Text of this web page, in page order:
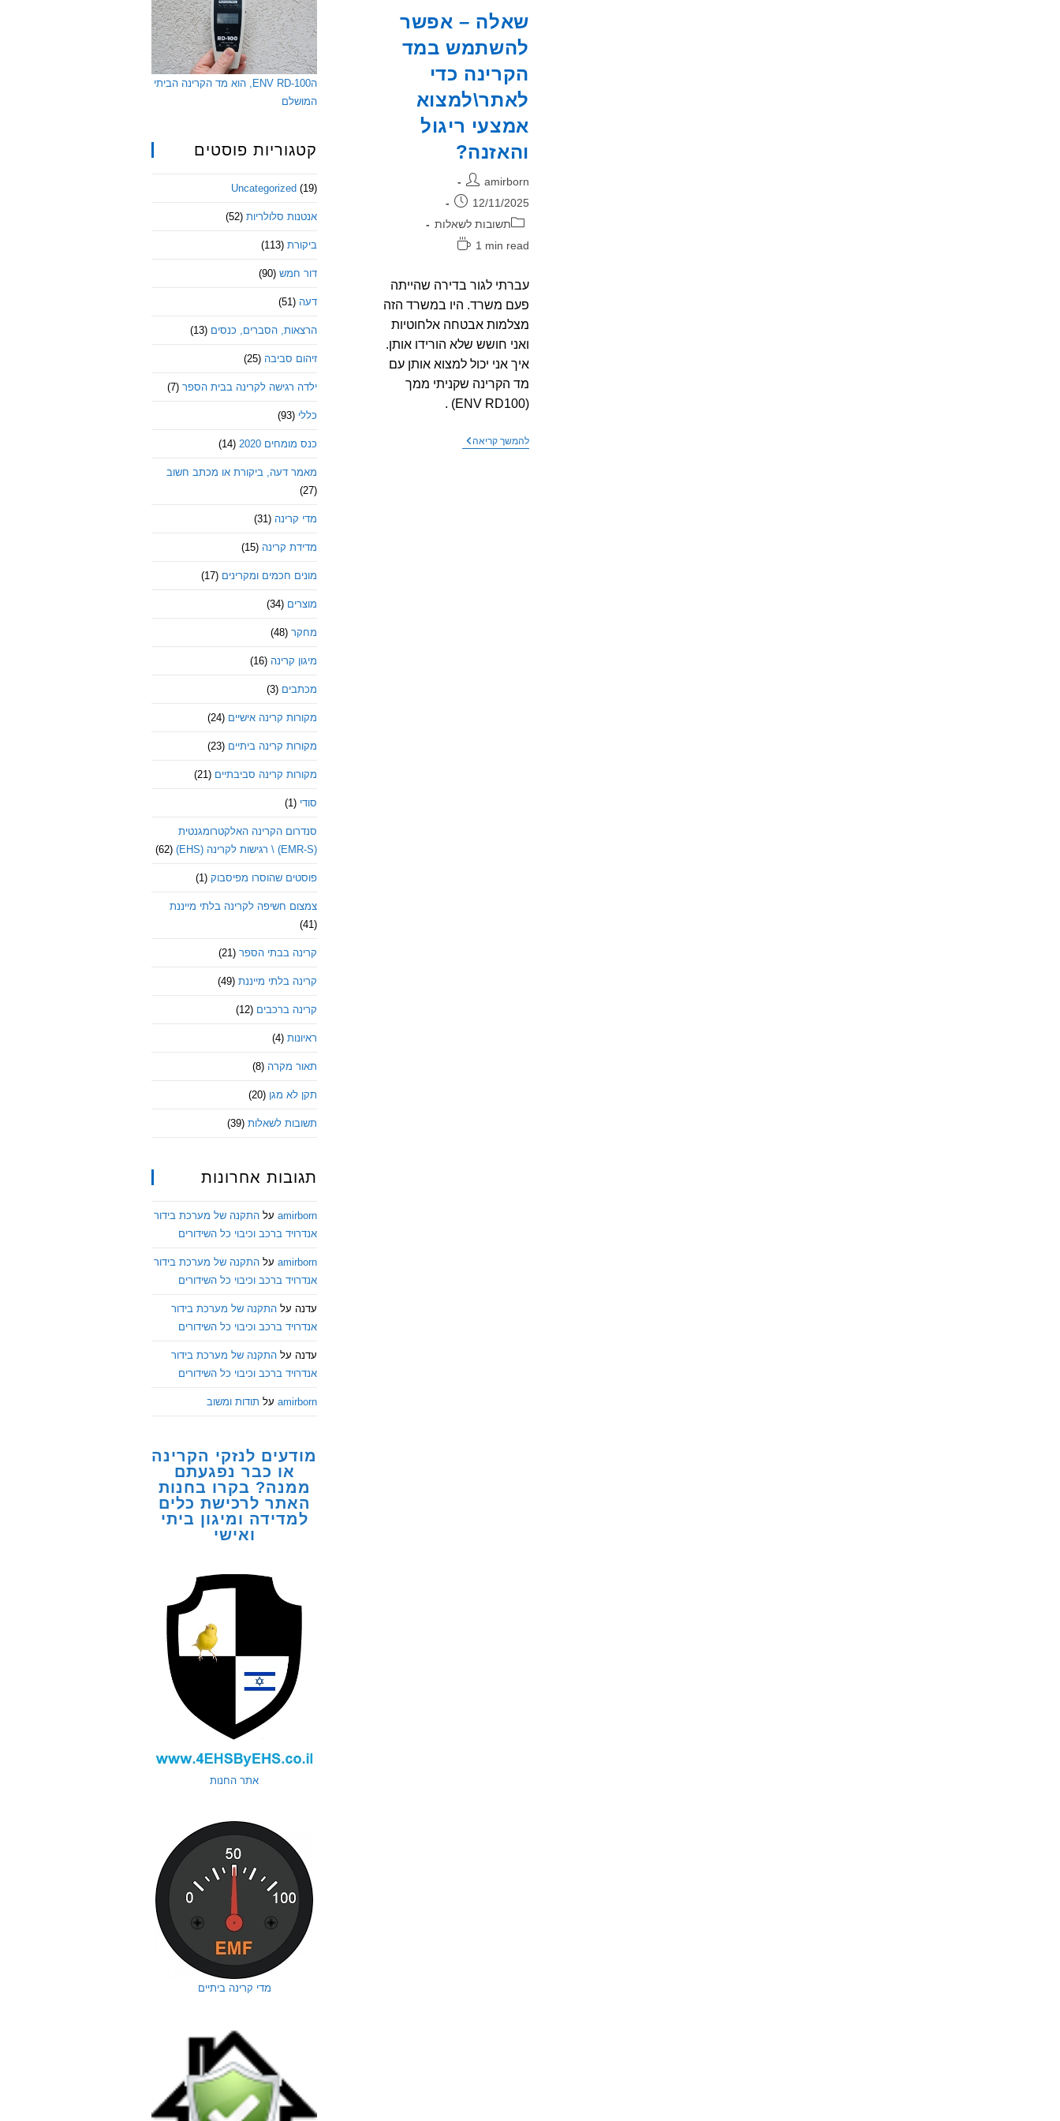
הENV RD-100, הוא מד הקרינה הביתי
המושלם
קטגוריות פוסטים
Uncategorized (19)
אנטנות סלולריות (52)
ביקורת (113)
דור חמש (90)
דעה (51)
הרצאות, הסברים, כנסים (13)
זיהום סביבה (25)
ילדה רגישה לקרינה בבית הספר (7)
כללי (93)
כנס מומחים 2020 (14)
מאמר דעה, ביקורת או מכתב חשוב
(27)
מדי קרינה (31)
מדידת קרינה (15)
מונים חכמים ומקרינים (17)
מוצרים (34)
מחקר (48)
מיגון קרינה (16)
מכתבים (3)
מקורות קרינה אישיים (24)
מקורות קרינה ביתיים (23)
מקורות קרינה סביבתיים (21)
סודי (1)
סנדרום הקרינה האלקטרומגנטית
(EMR-S) \ רגישות לקרינה (EHS)
(62)
פוסטים שהוסרו מפיסבוק (1)
צמצום חשיפה לקרינה בלתי מייננת
(41)
קרינה בבתי הספר (21)
קרינה בלתי מייננת (49)
קרינה ברכבים (12)
ראיונות (4)
תאור מקרה (8)
תקן לא מגן (20)
תשובות לשאלות (39)
תגובות אחרונות
amirborn על התקנה של מערכת בידור
אנדרויד ברכב וכיבוי כל השידורים
amirborn על התקנה של מערכת בידור
אנדרויד ברכב וכיבוי כל השידורים
עדנה על התקנה של מערכת בידור
אנדרויד ברכב וכיבוי כל השידורים
עדנה על התקנה של מערכת בידור
אנדרויד ברכב וכיבוי כל השידורים
amirborn על תודות ומשוב
מודעים לנזקי הקרינה
או כבר נפגעתם
ממנה? בקרו בחנות
האתר לרכישת כלים
למדידה ומיגון ביתי
ואישי
אתר החנות
מדי קרינה ביתיים
שאלה – אפשר
להשתמש במד
הקרינה כדי
לאתר\למצוא
אמצעי ריגול
והאזנה?
מחבר:
amirborn
פורסם:
12/11/2025
קטגוריה:
תשובות לשאלות
זמן
1 min read
עברתי לגור בדירה שהייתה
פעם משרד. היו במשרד הזה
מצלמות אבטחה אלחוטיות
ואני חושש שלא הורידו אותן.
איך אני יכול למצוא אותן עם
מד הקרינה שקניתי ממך
(ENV RD100) .
להמשך קריאהשאלה